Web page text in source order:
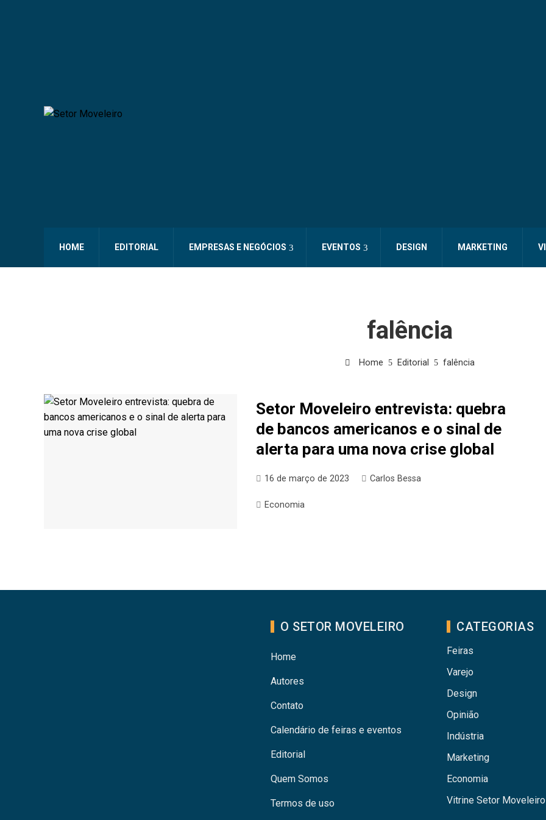
HOME EDITORIAL EMPRESAS E NEGÓCIOS EVENTOS DESIGN MARKETING
falência
Home Editorial falência
Setor Moveleiro entrevista: quebra
de bancos americanos e o sinal de
alerta para uma nova crise global
16 de março de 2023 Carlos Bessa
Economia
O SETOR MOVELEIRO
Home
Autores
Contato
Calendário de feiras e eventos
Editorial
Quem Somos
Termos de uso
CATEGORIAS
Feiras
Varejo
Design
Opinião
Indústria
Marketing
Economia
Vitrine Setor Moveleiro